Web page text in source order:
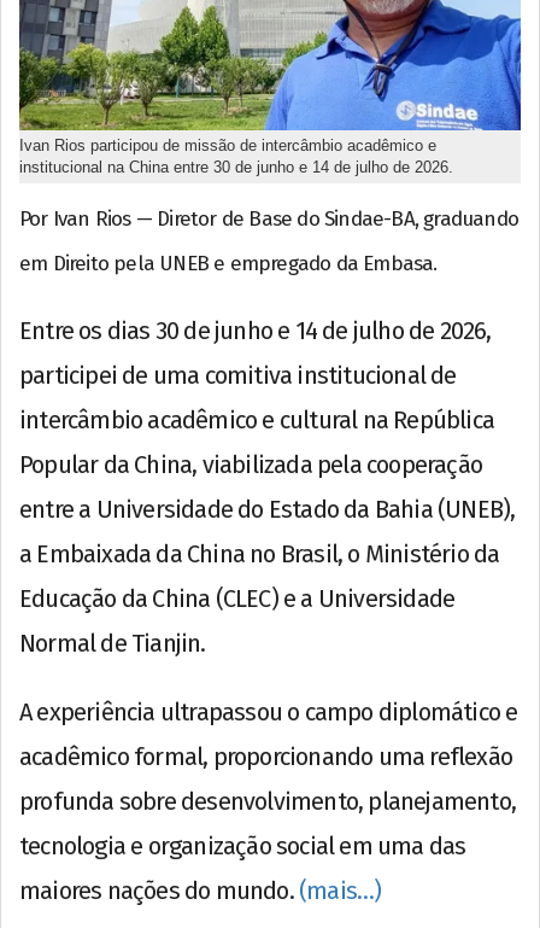
Ivan Rios participou de missão de intercâmbio acadêmico e
institucional na China entre 30 de junho e 14 de julho de 2026.
Por Ivan Rios — Diretor de Base do Sindae-BA, graduando
em Direito pela UNEB e empregado da Embasa.
Entre os dias 30 de junho e 14 de julho de 2026,
participei de uma comitiva institucional de
intercâmbio acadêmico e cultural na República
Popular da China, viabilizada pela cooperação
entre a Universidade do Estado da Bahia (UNEB),
a Embaixada da China no Brasil, o Ministério da
Educação da China (CLEC) e a Universidade
Normal de Tianjin.
A experiência ultrapassou o campo diplomático e
acadêmico formal, proporcionando uma reflexão
profunda sobre desenvolvimento, planejamento,
tecnologia e organização social em uma das
maiores nações do mundo. (mais…)